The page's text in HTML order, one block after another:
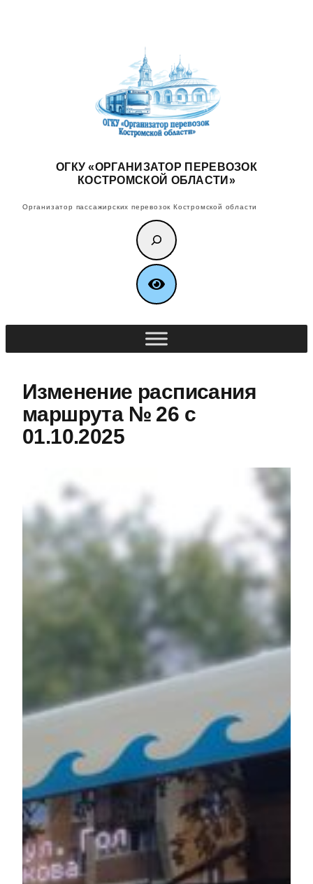
ОГКУ «ОРГАНИЗАТОР ПЕРЕВОЗОК
КОСТРОМСКОЙ ОБЛАСТИ»
Организатор пассажирских перевозок Костромской области
Поиск
Изменение расписания
маршрута № 26 с
01.10.2025